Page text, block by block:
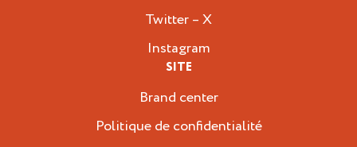
Twitter – X
Instagram
SITE
Brand center
Politique de confidentialité